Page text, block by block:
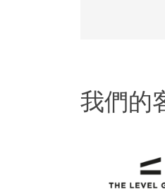
我們的